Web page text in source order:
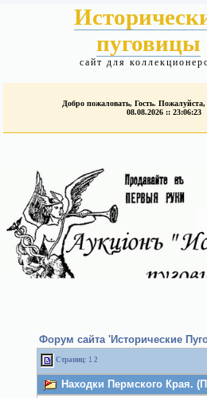
пуговицы
сайт для
Добро пожаловать, Гость.
08.08.2026 :: 23:06:23
Форум сайта 'Исторические
Страниц: 1 2
Находки Пермского Края.